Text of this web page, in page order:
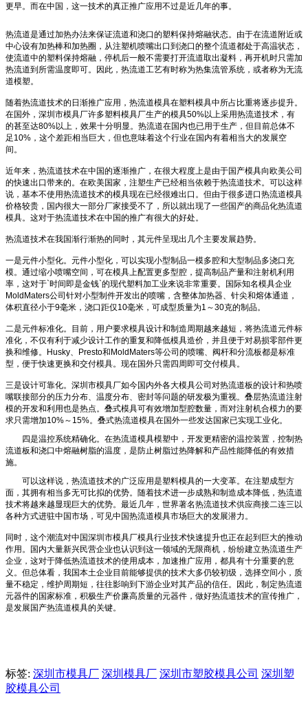
更早。而在中国，这一技术的真正推广应用不过是近几年的事。
热流道是通过加热办法来保证流道和浇口的塑料保持熔融状态。由于在流道附近或
中心设有加热棒和加热圈，从注塑机喷嘴出口到浇口的整个流道都处于高温状态，
使流道中的塑料保持熔融，停机后一般不需要打开流道取出凝料，再开机时只需加
热流道到所需温度即可。因此，热流道工艺有时称为热集流管系统，或者称为无流
道模塑。
随着热流道技术的日渐推广应用，热流道模具在塑料模具中所占比重将逐步提升。
在国外，深圳市模具厂许多塑料模具厂生产的模具50%以上采用热流道技术，有
的甚至达80%以上，效果十分明显。热流道在国内也已用于生产，但目前总体不
足10%，这个差距相当巨大，但也意味着这个行业在国内有着相当大的发展空
间。
近年来，热流道技术在中国的逐渐推广，在很大程度上是由于国产模具向欧美公司
的快速出口带来的。在欧美国家，注塑生产已经相当依赖于热流道技术。可以这样
说，基本不使用热流道技术的模具现在已经很难出口。但由于很多进口热流道模具
价格较贵，国内很大一部分厂家接受不了，所以就出现了一些国产的商品化热流道
模具。这对于热流道技术在中国的推广有很大的好处。
热流道技术在我国渐行渐热的同时，其元件呈现出几个主要发展趋势。
一是元件小型化。元件小型化，可以实现小型制品一模多腔和大型制品多浇口充
模。通过缩小喷嘴空间，可在模具上配置更多型腔，提高制品产量和注射机利用
率，这对于`时间即是金钱`的现代塑料加工业来说非常重要。国际知名模具企业
MoldMaters公司针对小型制件开发出的喷嘴，含整体加热器、针尖和熔体通道，
体积直径小于9毫米，浇口距仅10毫米，可成型质量为1～30克的制品。
二是元件标准化。目前，用户要求模具设计和制造周期越来越短，将热流道元件标
准化，不仅有利于减少设计工作的重复和降低模具造价，并且便于对易损零部件更
换和维修。Husky、Presto和MoldMaters等公司的喷嘴、阀杆和分流板都是标准
型，便于快速更换和交付模具。现在国外只需四周即可交付模具。
三是设计可靠化。深圳市模具厂如今国内外各大模具公司对热流道板的设计和热喷
嘴联接部分的压力分布、温度分布、密封等问题的研发极为重视。叠层热流道注射
模的开发和利用也是热点。叠式模具可有效增加型腔数量，而对注射机合模力的要
求只需增加10%～15%。叠式热流道模具在国外一些发达国家已实现工业化。
四是温控系统精确化。在热流道模具模塑中，开发更精密的温控装置，控制热
流道板和浇口中熔融树脂的温度，是防止树脂过热降解和产品性能降低的有效措
施。
可以这样说，热流道技术的广泛应用是塑料模具的一大变革。在注塑成型方
面，其拥有相当多无可比拟的优势。随着技术进一步成熟和制造成本降低，热流道
技术将越来越显现巨大的优势。最近几年，世界著名热流道技术供应商接二连三以
各种方式进驻中国市场，可见中国热流道模具市场巨大的发展潜力。
同时，这个潮流对中国深圳市模具厂模具行业技术快速提升也正在起到巨大的推动
作用。国内大量新兴民营企业也认识到这一领域的无限商机，纷纷建立热流道生产
企业，这对于降低热流道技术的使用成本，加速推广应用，都具有十分重要的意
义。但总体看，我国本土企业目前能够提供的技术大多仍较初级，选择空间小，质
量不稳定，维护周期短，往往影响到下游企业对其产品的信任。因此，制定热流道
元器件的国家标准，积极生产价廉高质量的元器件，做好热流道技术的宣传推广，
是发展国产热流道模具的关键。
标签: 深圳市模具厂 深圳模具厂 深圳市塑胶模具公司 深圳塑
胶模具公司